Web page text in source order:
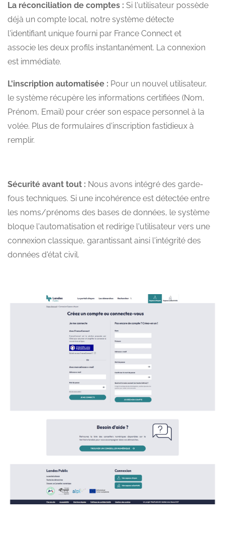
La réconciliation de comptes : Si l'utilisateur possède
déjà un compte local, notre système détecte
l'identifiant unique fourni par France Connect et
associe les deux profils instantanément. La connexion
est immédiate.
L'inscription automatisée : Pour un nouvel utilisateur,
le système récupère les informations certifiées (Nom,
Prénom, Email) pour créer son espace personnel à la
volée. Plus de formulaires d'inscription fastidieux à
remplir.
Sécurité avant tout : Nous avons intégré des garde-
fous techniques. Si une incohérence est détectée entre
les noms/prénoms des bases de données, le système
bloque l'automatisation et redirige l'utilisateur vers une
connexion classique, garantissant ainsi l'intégrité des
données d'état civil.